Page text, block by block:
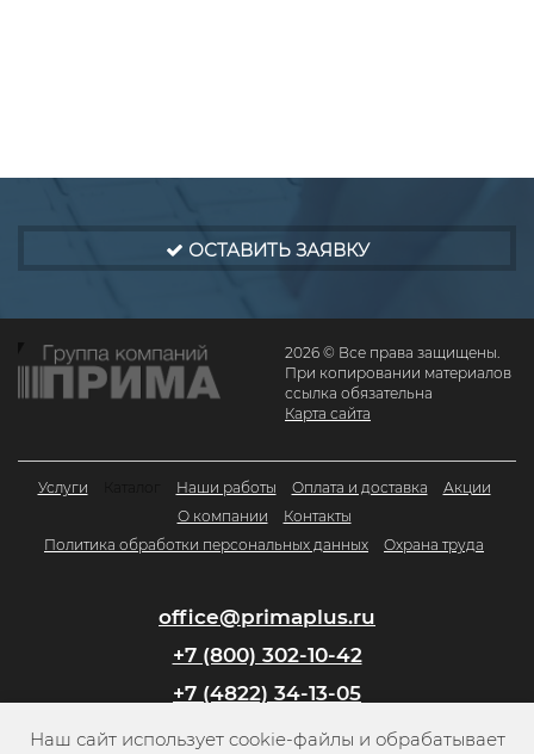
ОСТАВИТЬ ЗАЯВКУ
2026 © Все права защищены.
При копировании материалов
ссылка обязательна
Карта сайта
Услуги Наши работы Оплата и доставка
Акции
О компании
Контакты
Политика обработки персональных данных
Охрана труда
office@primaplus.ru
+7 (800) 302-10-42
+7 (4822) 34-13-05
Наш сайт использует cookie-файлы и обрабатывает